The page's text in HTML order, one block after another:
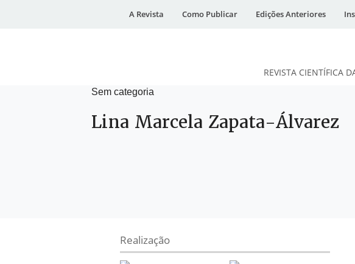
A Revista Como Publicar Edições Anteriores
REVISTA CIENTÍFICA
Sem categoria
Lina Marcela Zapata-Álvarez
Realização